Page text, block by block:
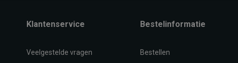
Klantenservice
Veelgestelde vragen
Bestelinformatie
Bestellen